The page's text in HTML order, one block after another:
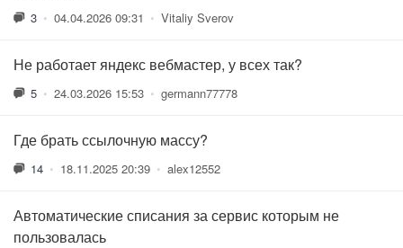
3 • 04.04.2026 09:31 • Vitaliy Sverov
Не работает яндекс вебмастер, у всех так?
5 • 24.03.2026 15:53 • germann77778
Где брать ссылочную массу?
14 • 18.11.2025 20:39 • alex12552
Автоматические списания за сервис которым не
пользовалась